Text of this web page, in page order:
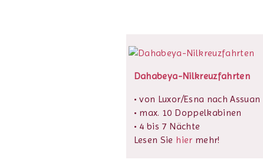
Dahabeya-Nilkreuzfahrten
• von Luxor/Esna nach Assuan
• max. 10 Doppelkabinen
• 4 bis 7 Nächte
Lesen Sie hier mehr!